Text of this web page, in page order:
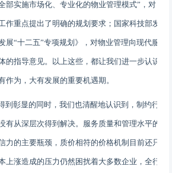
部实施市场化、专业化的物业管理模式” ，对
作重点提出了明确的规划要求；国家科技部发
展“十二五”专项规划》，对物业管理向现代服
的指导意见。以上这些，都让我们进一步认识
作为，大有发展的重要机遇期。
到彰显的同时，我们也清醒地认识到，制约行
有从深层次得到解决。服务质量和管理水平的
力的主要瓶颈，质价相符的价格机制目前还只
上涨造成的压力仍然困扰着大多数企业，全行